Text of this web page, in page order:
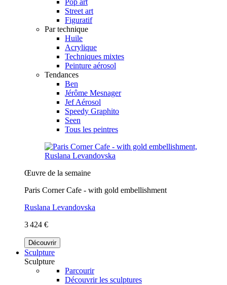
Street art
Figuratif
Par technique
Huile
Acrylique
Techniques mixtes
Peinture aérosol
Tendances
Ben
Jérôme Mesnager
Jef Aérosol
Speedy Graphito
Seen
Tous les peintres
Œuvre de la semaine
Paris Corner Cafe - with gold embellishment
Ruslana Levandovska
3 424 €
Découvrir
Sculpture
Sculpture
Parcourir
Découvrir les sculptures